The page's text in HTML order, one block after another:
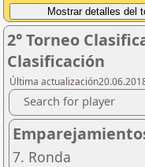
2° Torneo
Clasificación
Última
Search for player
7. Ronda